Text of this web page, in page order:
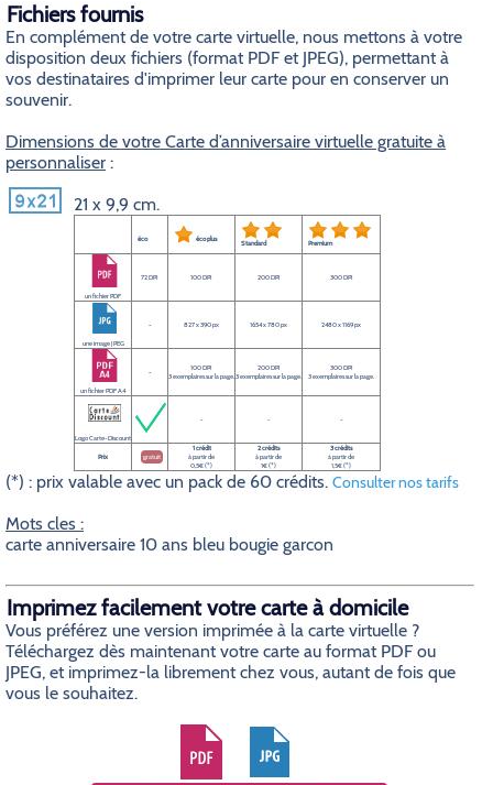
Fichiers fournis
En complément de votre carte virtuelle, nous mettons à votre
disposition deux fichiers (format PDF et JPEG), permettant à
vos destinataires d'imprimer leur carte pour en conserver un
souvenir.
Dimensions de votre Carte d’anniversaire virtuelle gratuite à
personnaliser :
21 x 9,9 cm.
éco éco plus Standard Premium
un fichier PDF
72 DPI 100 DPI 200 DPI 300 DPI
une image JPEG
- 827 x 390 px 1654 x 780 px 2480 x 1169 px
un fichier PDF A4
-
100 DPI
3 exemplaires sur la page.
200 DPI
3 exemplaires sur la page.
300 DPI
3 exemplaires sur la page.
Logo Carte-Discount
- - -
Prix gratuit
1 crédit
à partir de
0,5€ (*)
2 crédits
à partir de
1€ (*)
3 crédits
à partir de
1,5€ (*)
(*) : prix valable avec un pack de 60 crédits. Consulter nos tarifs
Mots cles :
carte anniversaire 10 ans bleu bougie garcon
Imprimez facilement votre carte à domicile
Vous préférez une version imprimée à la carte virtuelle ?
Téléchargez dès maintenant votre carte au format PDF ou
JPEG, et imprimez-la librement chez vous, autant de fois que
vous le souhaitez.